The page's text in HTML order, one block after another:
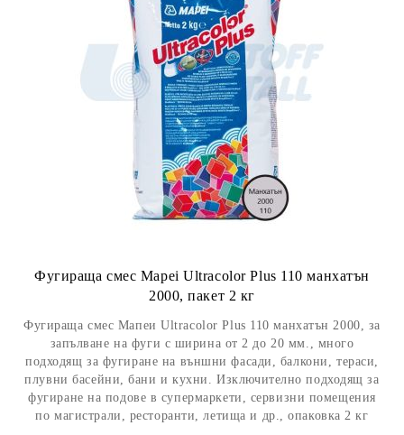
Фугираща смес Mapei Ultracolor Plus 110 манхатън
2000, пакет 2 кг
Фугираща смес Мапеи Ultracolor Plus 110 манхатън 2000, за
запълване на фуги с ширина от 2 до 20 мм., много
подходящ за фугиране на външни фасади, балкони, тераси,
плувни басейни, бани и кухни. Изключително подходящ за
фугиране на подове в супермаркети, сервизни помещения
по магистрали, ресторанти, летища и др., опаковка 2 кг